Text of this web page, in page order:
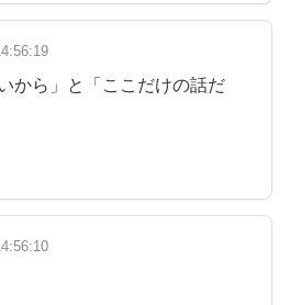
から」と「ここだけの話だ